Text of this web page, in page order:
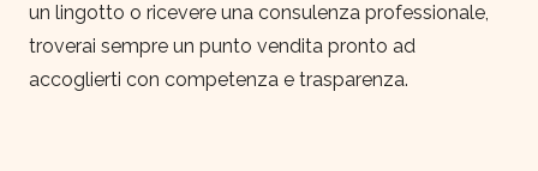
un lingotto o ricevere una consulenza professionale,
troverai sempre un punto vendita pronto ad
accoglierti con competenza e trasparenza.